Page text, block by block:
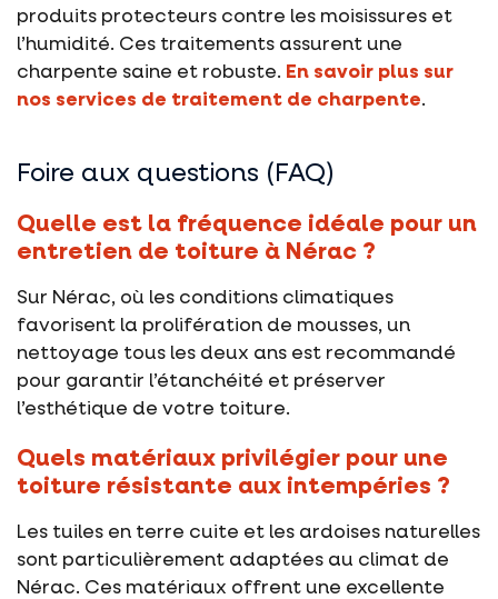
produits protecteurs contre les moisissures et
l’humidité. Ces traitements assurent une
charpente saine et robuste. En savoir plus sur
nos services de traitement de charpente.
Foire aux questions (FAQ)
Quelle est la fréquence idéale pour un
entretien de toiture à Nérac ?
Sur Nérac, où les conditions climatiques
favorisent la prolifération de mousses, un
nettoyage tous les deux ans est recommandé
pour garantir l’étanchéité et préserver
l’esthétique de votre toiture.
Quels matériaux privilégier pour une
toiture résistante aux intempéries ?
Les tuiles en terre cuite et les ardoises naturelles
sont particulièrement adaptées au climat de
Nérac. Ces matériaux offrent une excellente